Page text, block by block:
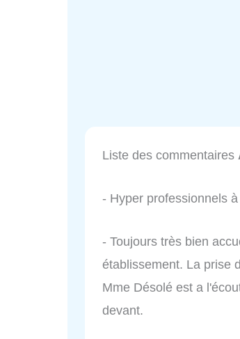
Liste des commentaires
- Hyper professionnels
- Toujours très bien
établissement. La prise
Mme Désolé est a
devant.